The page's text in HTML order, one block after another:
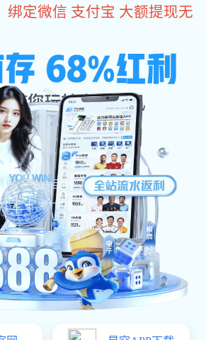
体育:xk星空体育 中心> xk星空体育:行业xk
机适用场景分析
用场景分析
16 次
一类体积紧凑、操作便捷的表面处理设
微小孔位、内腔、边角位的去毛刺和抛
场驱动研磨针对工件表面进行柔性研
磁力研磨机
主要用于电子五金件如接插